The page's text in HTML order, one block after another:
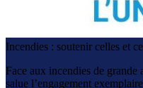
Incendies : soutenir celles et
Face aux incendies de
salue l’engagement